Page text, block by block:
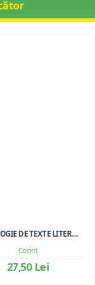
Corint
ANTOLOGIE DE TEXTE LITERARE PENTRU CLS. I-II
27,50 Lei